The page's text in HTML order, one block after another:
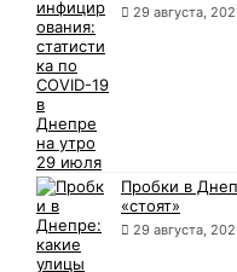
29 августа,
Пробки в
«стоят»
29 августа,